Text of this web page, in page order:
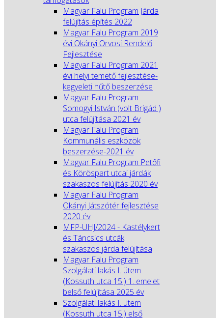
Magyar Falu Program Járda
felújítás építés 2022
Magyar Falu Program 2019
évi Okányi Orvosi Rendelő
Fejlesztése
Magyar Falu Program 2021
évi helyi temető fejlesztése-
kegyeleti hűtő beszerzése
Magyar Falu Program
Somogyi István (volt Brigád )
utca felújítása 2021 év
Magyar Falu Program
Kommunális eszközök
beszerzése-2021 év
Magyar Falu Program Petőfi
és Köröspart utcai járdák
szakaszos felújítás 2020 év
Magyar Falu Program
Okányi Játszótér fejlesztése
2020 év
MFP-UHJ/2024 - Kastélykert
és Táncsics utcák
szakaszos járda felújítása
Magyar Falu Program
Szolgálati lakás I. ütem
(Kossuth utca 15.) 1. emelet
belső felújítása 2025 év
Szolgálati lakás I. ütem
(Kossuth utca 15.) első